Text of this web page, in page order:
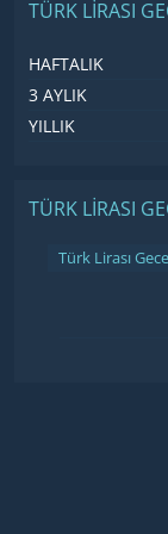
TÜRK LIRASI
HAFTALIK
3 AYLIK
YILLIK
TÜRK LIRASI
Türk Lirası